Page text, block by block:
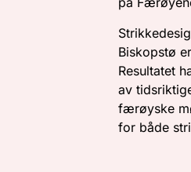
Biskopstø
Resultatet
av
færøyske
for både